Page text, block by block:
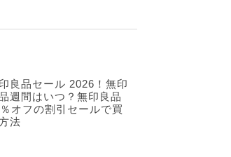
良品セール 2026！無印
週間はいつ？無印良品
オフの割引セールで買
法